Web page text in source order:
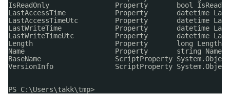
IsReadOnly                Property       bool
LastAccessTime            Property       datetime
LastAccessTimeUtc         Property       datetime
LastWriteTime             Property       datetime
LastWriteTimeUtc          Property       datetime
Length                    Property
Name                      Property
BaseName                  ScriptProperty
VersionInfo               ScriptProperty
PS C:\Users\takk\tmp>